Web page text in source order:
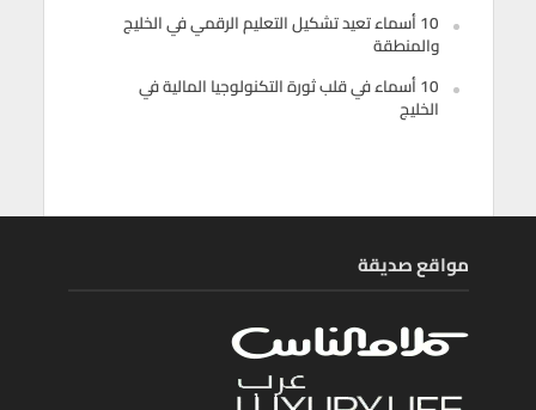
10 أسماء تعيد تشكيل التعليم الرقمي في الخليج
والمنطقة
10 أسماء في قلب ثورة التكنولوجيا المالية في
الخليج
مواقع صديقة